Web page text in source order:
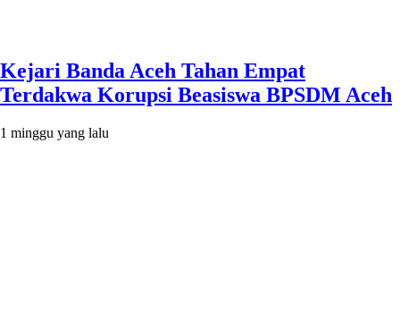
Kejari Banda Aceh Tahan Empat
Terdakwa Korupsi Beasiswa BPSDM Aceh
1 minggu yang lalu